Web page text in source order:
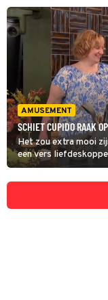
geliefden met blauw
AMUSEMENT
SCHIET CUPIDO RAAK
Het zou extra mooi
een vers
najaar deelde de
matches zijn